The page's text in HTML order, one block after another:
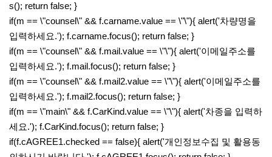
s(); return false; }
if(m == \"counsel\" && f.carname.value == \"\"){ alert('차량명을
입력하세요.'); f.carname.focus(); return false; }
if(m == \"counsel\" && f.mail.value == \"\"){ alert('이메일주소를
입력하세요.'); f.mail.focus(); return false; }
if(m == \"counsel\" && f.mail2.value == \"\"){ alert('이메일주소를
입력하세요.'); f.mail2.focus(); return false; }
if(m == \"main\" && f.CarKind.value == \"\"){ alert('차종을 입력하
세요.'); f.CarKind.focus(); return false; }
if(f.cAGREE1.checked == false){ alert('개인정보수집 및 활용동